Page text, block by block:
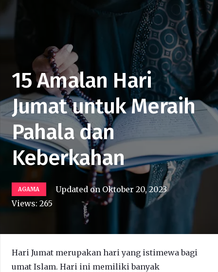
15 Amalan Hari
Jumat untuk Meraih
Pahala dan
Keberkahan
AGAMA Updated on Oktober 20, 2023
Views: 265
Hari Jumat merupakan hari yang istimewa bagi
umat Islam. Hari ini memiliki banyak